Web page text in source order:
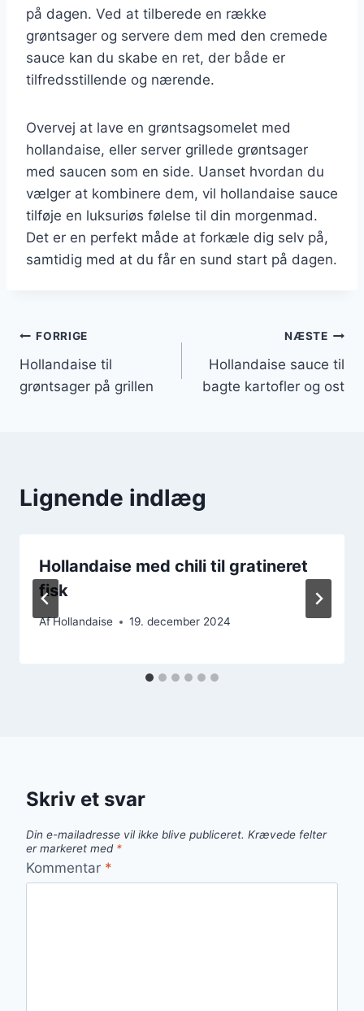
på dagen. Ved at tilberede en række
grøntsager og servere dem med den cremede
sauce kan du skabe en ret, der både er
tilfredsstillende og nærende.
Overvej at lave en grøntsagsomelet med
hollandaise, eller server grillede grøntsager
med saucen som en side. Uanset hvordan du
vælger at kombinere dem, vil hollandaise sauce
tilføje en luksuriøs følelse til din morgenmad.
Det er en perfekt måde at forkæle dig selv på,
samtidig med at du får en sund start på dagen.
Indlægsnavigation
FORRIGE
Hollandaise til
grøntsager på grillen
NÆSTE
Hollandaise sauce til
bagte kartofler og ost
Lignende indlæg
Hollandaise med chili til gratineret
fisk
AfHollandaise 19. december 2024
Skriv et svar
Din e-mailadresse vil ikke blive publiceret. Krævede felter
er markeret med *
Kommentar *